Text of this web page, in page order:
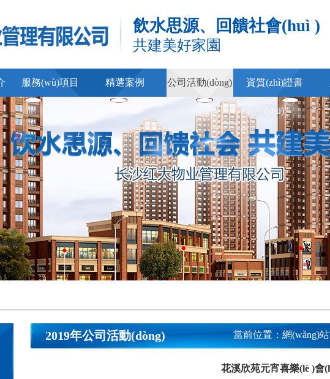
飲水思源、回饋社會(huì )
共建美好家園
服務(wù)項目 精選案例 公司活動(dòng) 資質(zhì)證書
(shū)
(huì )
2019年公司活動(dòng) 當前位置： 網(wǎng)
花溪欣苑元宵喜樂(lè )會